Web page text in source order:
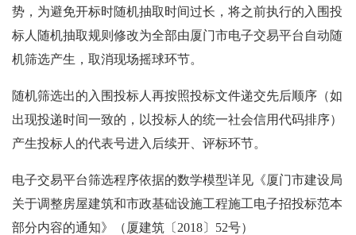
势，为避免开标时随机抽取时间过长，将之前执行的入围投
标人随机抽取规则修改为全部由厦门市电子交易平台自动随
机筛选产生，取消现场摇球环节。
随机筛选出的入围投标人再按照投标文件递交先后顺序（如
出现投递时间一致的，以投标人的统一社会信用代码排序）
产生投标人的代表号进入后续开、评标环节。
电子交易平台筛选程序依据的数学模型详见《厦门市建设局
关于调整房屋建筑和市政基础设施工程施工电子招投标范本
部分内容的通知》（厦建筑〔 2018〕52号）